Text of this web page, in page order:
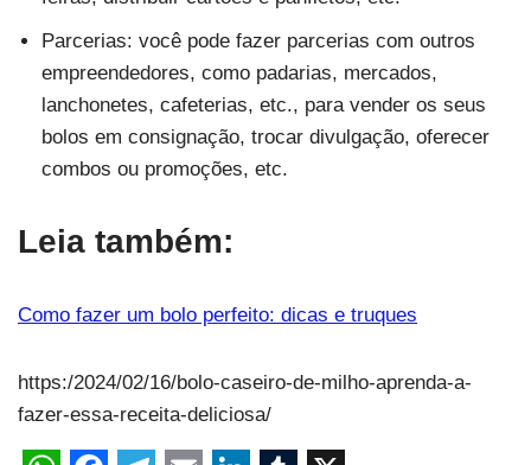
Parcerias: você pode fazer parcerias com outros
empreendedores, como padarias, mercados,
lanchonetes, cafeterias, etc., para vender os seus
bolos em consignação, trocar divulgação, oferecer
combos ou promoções, etc.
Leia também:
Como fazer um bolo perfeito: dicas e truques
https:/2024/02/16/bolo-caseiro-de-milho-aprenda-a-
fazer-essa-receita-deliciosa/